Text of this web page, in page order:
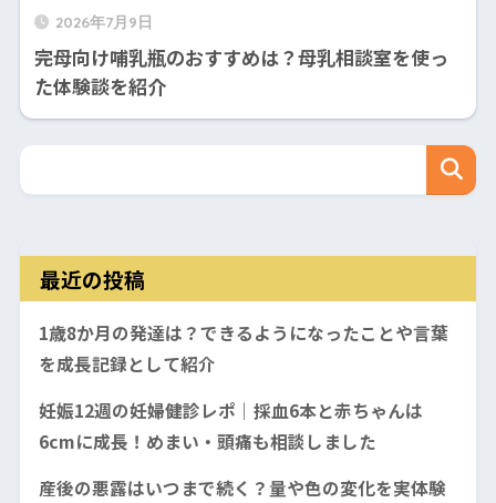
2026年7月9日
完母向け哺乳瓶のおすすめは？母乳相談室を使っ
た体験談を紹介
最近の投稿
1歳8か月の発達は？できるようになったことや言葉
を成長記録として紹介
妊娠12週の妊婦健診レポ｜採血6本と赤ちゃんは
6cmに成長！めまい・頭痛も相談しました
産後の悪露はいつまで続く？量や色の変化を実体験